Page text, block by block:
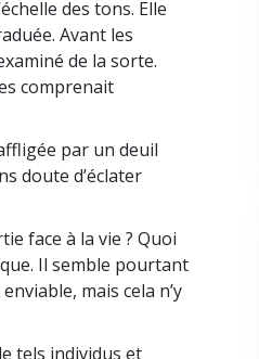
La
La
des tons. Elle
Avant les
de la sorte.
comprenait
par un deuil
doute d’éclater
face à la vie ? Quoi
Il semble pourtant
mais cela n’y
tels individus et